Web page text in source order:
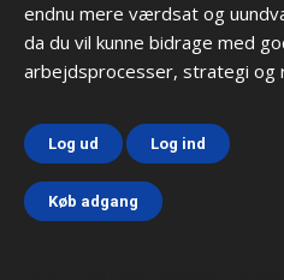
endnu mere værdsat og
da du vil kunne bidrage med
arbejdsprocesser, strategi og
Log ud Log ind
Køb adgang